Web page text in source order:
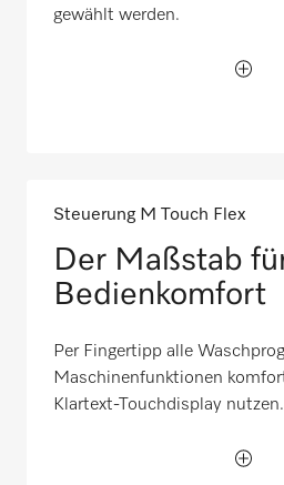
gewählt werden.
Steuerung M Touch Flex
Der Maßstab
Bedienkomfort
Per Fingertipp alle
Maschinenfunktionen
Klartext-Touchdisplay nutzen.